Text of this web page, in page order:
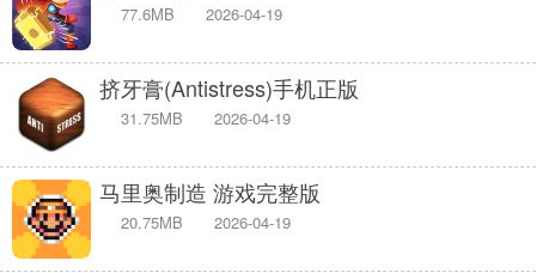
77.6MB 2026-04-19
挤牙膏(Antistress)手机正版
31.75MB 2026-04-19
马里奥制造 游戏完整版
20.75MB 2026-04-19